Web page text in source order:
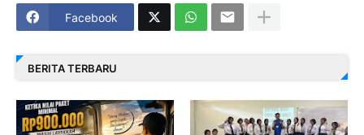
Facebook
BERITA TERBARU